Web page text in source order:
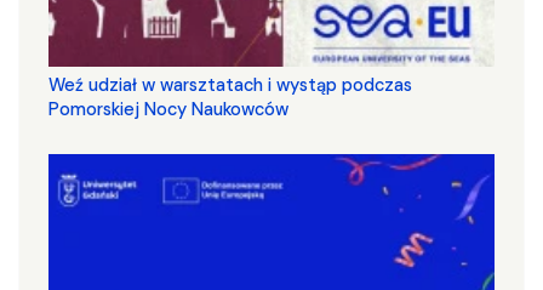
Weź udział w warsztatach i wystąp podczas
Pomorskiej Nocy Naukowców